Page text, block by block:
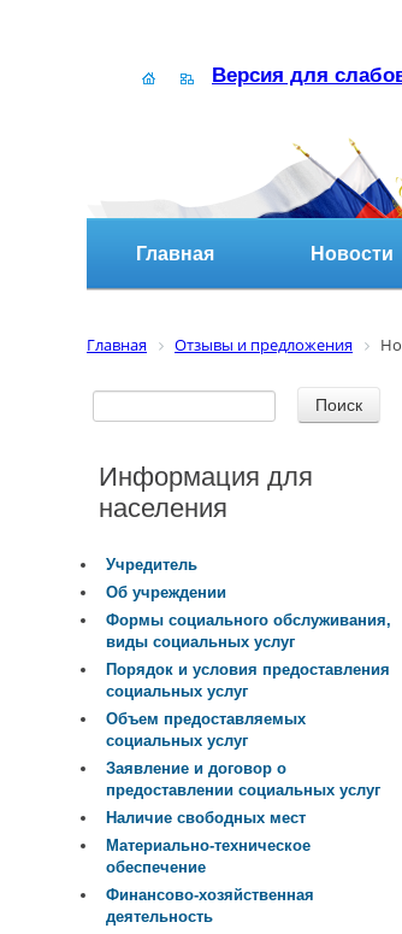
Версия для
Главная Новости
Главная Отзывы и предложения
Информация для
населения
Учредитель
Об учреждении
Формы социального обслуживания,
виды социальных услуг
Порядок и условия предоставления
социальных услуг
Объем предоставляемых
социальных услуг
Заявление и договор о
предоставлении социальных услуг
Наличие свободных мест
Материально-техническое
обеспечение
Финансово-хозяйственная
деятельность